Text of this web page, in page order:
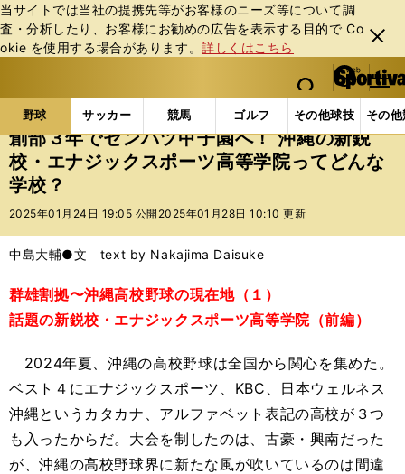
当サイトでは当社の提携先等がお客様のニーズ等について調
査・分析したり、お客様にお勧めの広告を表⽰する⽬的で Co
okie を使⽤する場合があります。詳しくはこちら
閉じ
る
web Sportiva (webスポルティーバ)
検索
マイペ
ー
ジ
メニュ
野球 サッカー 競馬 ゴルフ その他球技 その
b
ス
ポ
ル
テ
ー
バ
野球の記事一覧 高校野球他 創部３年でセンバツ甲
創部３年でセンバツ甲子園へ！ 沖縄の新鋭
校・エナジックスポーツ高等学院ってどんな
学校？
2025年01月24日 19:05 公開 2025年01月28日 10:10 更新
中島大輔●文 text by Nakajima Daisuke
群雄割拠〜沖縄高校野球の現在地（１）
話題の新鋭校・エナジックスポーツ高等学院（前編）
2024年夏、沖縄の高校野球は全国から関心を集めた。
ベスト４にエナジックスポーツ、KBC、日本ウェルネス
沖縄というカタカナ、アルファベット表記の高校が３つ
も入ったからだ。大会を制したのは、古豪・興南だった
が、沖縄の高校野球界に新たな風が吹いているのは間違